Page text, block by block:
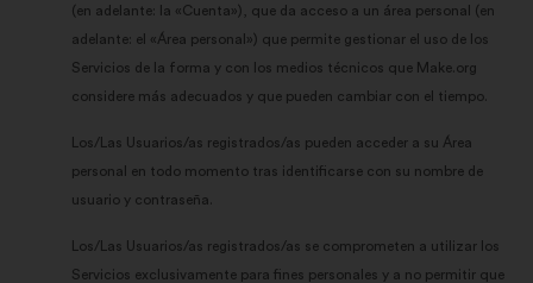
(en adelante: la «Cuenta»), que da acceso a un área personal (en
adelante: el «Área personal») que permite gestionar el uso de los
Servicios de la forma y con los medios técnicos que Make.org
considere más adecuados y que pueden cambiar con el tiempo.
Los/Las Usuarios/as registrados/as pueden acceder a su Área
personal en todo momento tras identificarse con su nombre de
usuario y contraseña.
Los/Las Usuarios/as registrados/as se comprometen a utilizar los
Servicios exclusivamente para fines personales y a no permitir que